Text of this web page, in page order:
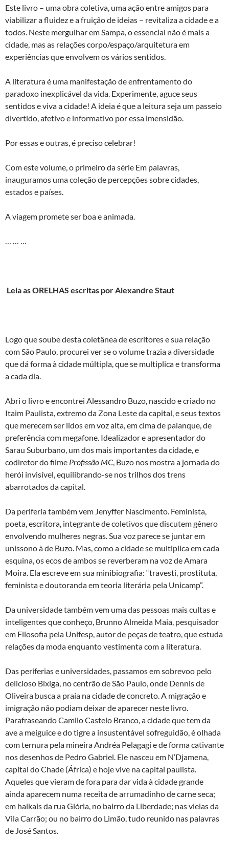
Este livro – uma obra coletiva, uma ação entre amigos para
viabilizar a fluidez e a fruição de ideias – revitaliza a cidade e a
todos. Neste mergulhar em Sampa, o essencial não é mais a
cidade, mas as relações corpo/espaço/arquitetura em
experiências que envolvem os vários sentidos.
A literatura é uma manifestação de enfrentamento do
paradoxo inexplicável da vida. Experimente, aguce seus
sentidos e viva a cidade! A ideia é que a leitura seja um passeio
divertido, afetivo e informativo por essa imensidão.
Por essas e outras, é preciso celebrar!
Com este volume, o primeiro da série Em palavras,
inauguramos uma coleção de percepções sobre cidades,
estados e países.
A viagem promete ser boa e animada.
… … …
Leia as ORELHAS escritas por Alexandre Staut
Logo que soube desta coletânea de escritores e sua relação
com São Paulo, procurei ver se o volume trazia a diversidade
que dá forma à cidade múltipla, que se multiplica e transforma
a cada dia.
Abri o livro e encontrei Alessandro Buzo, nascido e criado no
Itaim Paulista, extremo da Zona Leste da capital, e seus textos
que merecem ser lidos em voz alta, em cima de palanque, de
preferência com megafone. Idealizador e apresentador do
Sarau Suburbano, um dos mais importantes da cidade, e
codiretor do filme Profissão MC, Buzo nos mostra a jornada do
herói invisível, equilibrando-se nos trilhos dos trens
abarrotados da capital.
Da periferia também vem Jenyffer Nascimento. Feminista,
poeta, escritora, integrante de coletivos que discutem gênero
envolvendo mulheres negras. Sua voz parece se juntar em
uníssono à de Buzo. Mas, como a cidade se multiplica em cada
esquina, os ecos de ambos se reverberam na voz de Amara
Moira. Ela escreve em sua minibiografia: “travesti, prostituta,
feminista e doutoranda em teoria literária pela Unicamp”.
Da universidade também vem uma das pessoas mais cultas e
inteligentes que conheço, Brunno Almeida Maia, pesquisador
em Filosofia pela Unifesp, autor de peças de teatro, que estuda
relações da moda enquanto vestimenta com a literatura.
Das periferias e universidades, passamos em sobrevoo pelo
delicioso Bixiga, no centrão de São Paulo, onde Dennis de
Oliveira busca a praia na cidade de concreto. A migração e
imigração não podiam deixar de aparecer neste livro.
Parafraseando Camilo Castelo Branco, a cidade que tem da
ave a meiguice e do tigre a insustentável sofreguidão, é olhada
com ternura pela mineira Andréa Pelagagi e de forma cativante
nos desenhos de Pedro Gabriel. Ele nasceu em N’Djamena,
capital do Chade (África) e hoje vive na capital paulista.
Aqueles que vieram de fora para dar vida à cidade grande
ainda aparecem numa receita de arrumadinho de carne seca;
em haikais da rua Glória, no bairro da Liberdade; nas vielas da
Vila Carrão; ou no bairro do Limão, tudo reunido nas palavras
de José Santos.